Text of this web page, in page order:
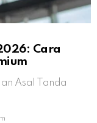
Cara
Asal Tanda